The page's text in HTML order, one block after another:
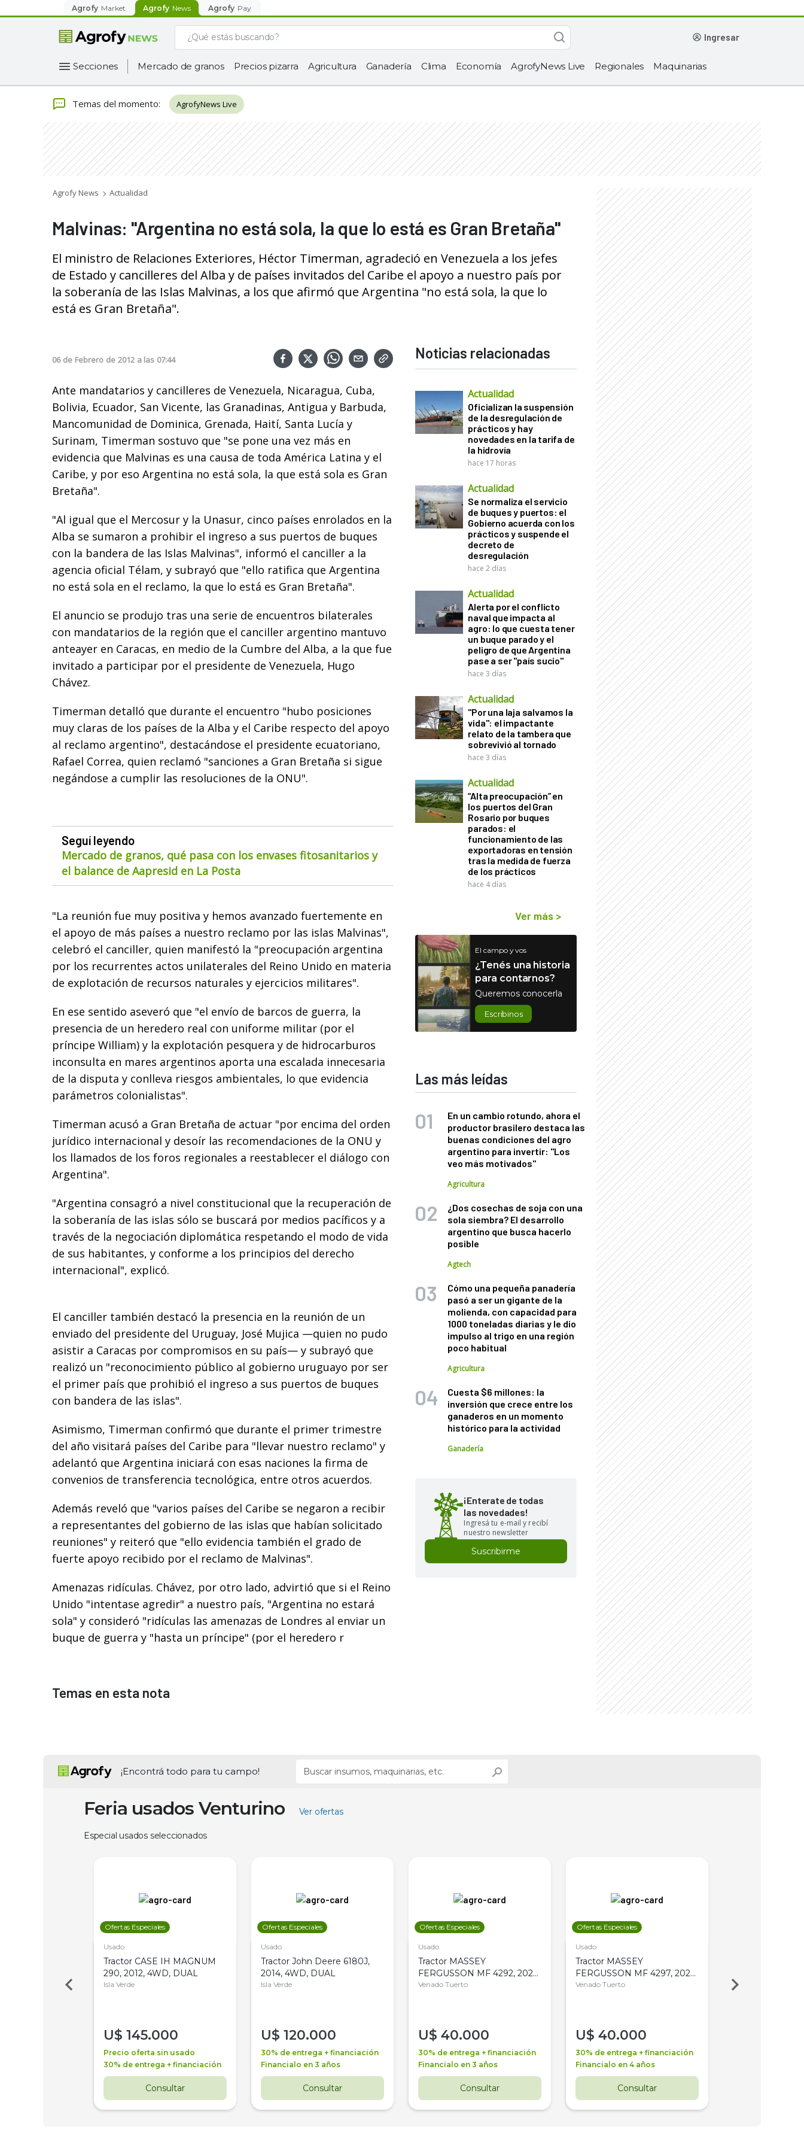
Agrofy Market Agrofy News Agrofy Pay
ingresar
Secciones Mercado de granos Precios pizarra Agricultura Ganadería Clima Economía AgrofyNews Live Regionales Maquinarias
Temas del momento: AgrofyNews Live
Agrofy News Actualidad
Malvinas: "Argentina no está sola, la que lo está es Gran Bretaña"
El ministro de Relaciones Exteriores, Héctor Timerman, agradeció en Venezuela a los jefes
de Estado y cancilleres del Alba y de países invitados del Caribe el apoyo a nuestro país por
la soberanía de las Islas Malvinas, a los que afirmó que Argentina "no está sola, la que lo
está es Gran Bretaña".
06 de Febrero de 2012 a las 07:44
Ante mandatarios y cancilleres de Venezuela, Nicaragua, Cuba,
Bolivia, Ecuador, San Vicente, las Granadinas, Antigua y Barbuda,
Mancomunidad de Dominica, Grenada, Haití, Santa Lucía y
Surinam, Timerman sostuvo que "se pone una vez más en
evidencia que Malvinas es una causa de toda América Latina y el
Caribe, y por eso Argentina no está sola, la que está sola es Gran
Bretaña".
"Al igual que el Mercosur y la Unasur, cinco países enrolados en la
Alba se sumaron a prohibir el ingreso a sus puertos de buques
con la bandera de las Islas Malvinas", informó el canciller a la
agencia oficial Télam, y subrayó que "ello ratifica que Argentina
no está sola en el reclamo, la que lo está es Gran Bretaña".
El anuncio se produjo tras una serie de encuentros bilaterales
con mandatarios de la región que el canciller argentino mantuvo
anteayer en Caracas, en medio de la Cumbre del Alba, a la que fue
invitado a participar por el presidente de Venezuela, Hugo
Chávez.
Timerman detalló que durante el encuentro "hubo posiciones
muy claras de los países de la Alba y el Caribe respecto del apoyo
al reclamo argentino", destacándose el presidente ecuatoriano,
Rafael Correa, quien reclamó "sanciones a Gran Bretaña si sigue
negándose a cumplir las resoluciones de la ONU".
Seguí leyendo
Mercado de granos, qué pasa con los envases fitosanitarios y
el balance de Aapresid en La Posta
"La reunión fue muy positiva y hemos avanzado fuertemente en
el apoyo de más países a nuestro reclamo por las islas Malvinas",
celebró el canciller, quien manifestó la "preocupación argentina
por los recurrentes actos unilaterales del Reino Unido en materia
de explotación de recursos naturales y ejercicios militares".
En ese sentido aseveró que "el envío de barcos de guerra, la
presencia de un heredero real con uniforme militar (por el
príncipe William) y la explotación pesquera y de hidrocarburos
inconsulta en mares argentinos aporta una escalada innecesaria
de la disputa y conlleva riesgos ambientales, lo que evidencia
parámetros colonialistas".
Timerman acusó a Gran Bretaña de actuar "por encima del orden
jurídico internacional y desoír las recomendaciones de la ONU y
los llamados de los foros regionales a reestablecer el diálogo con
Argentina".
"Argentina consagró a nivel constitucional que la recuperación de
la soberanía de las islas sólo se buscará por medios pacíficos y a
través de la negociación diplomática respetando el modo de vida
de sus habitantes, y conforme a los principios del derecho
internacional", explicó.
El canciller también destacó la presencia en la reunión de un
enviado del presidente del Uruguay, José Mujica —quien no pudo
asistir a Caracas por compromisos en su país— y subrayó que
realizó un "reconocimiento público al gobierno uruguayo por ser
el primer país que prohibió el ingreso a sus puertos de buques
con bandera de las islas".
Asimismo, Timerman confirmó que durante el primer trimestre
del año visitará países del Caribe para "llevar nuestro reclamo" y
adelantó que Argentina iniciará con esas naciones la firma de
convenios de transferencia tecnológica, entre otros acuerdos.
Además reveló que "varios países del Caribe se negaron a recibir
a representantes del gobierno de las islas que habían solicitado
reuniones" y reiteró que "ello evidencia también el grado de
fuerte apoyo recibido por el reclamo de Malvinas".
Amenazas ridículas. Chávez, por otro lado, advirtió que si el Reino
Unido "intentase agredir" a nuestro país, "Argentina no estará
sola" y consideró "ridículas las amenazas de Londres al enviar un
buque de guerra y "hasta un príncipe" (por el heredero r
Noticias relacionadas
Actualidad
Oficializan la suspensión
de la desregulación de
prácticos y hay
novedades en la tarifa de
la hidrovía
hace 17 horas
Actualidad
Se normaliza el servicio
de buques y puertos: el
Gobierno acuerda con los
prácticos y suspende el
decreto de
desregulación
hace 2 días
Actualidad
Alerta por el conflicto
naval que impacta al
agro: lo que cuesta tener
un buque parado y el
peligro de que Argentina
pase a ser "país sucio"
hace 3 días
Actualidad
"Por una laja salvamos la
vida": el impactante
relato de la tambera que
sobrevivió al tornado
hace 3 días
Actualidad
“Alta preocupación” en
los puertos del Gran
Rosario por buques
parados: el
funcionamiento de las
exportadoras en tensión
tras la medida de fuerza
de los prácticos
hace 4 días
Ver más >
El campo y vos
¿Tenés una historia
para contarnos?
Queremos conocerla
Escribinos
Las más leídas
En un cambio rotundo, ahora el
productor brasilero destaca las
buenas condiciones del agro
argentino para invertir: "Los
veo más motivados"
Agricultura
¿Dos cosechas de soja con una
sola siembra? El desarrollo
argentino que busca hacerlo
posible
Agtech
Cómo una pequeña panadería
pasó a ser un gigante de la
molienda, con capacidad para
1000 toneladas diarias y le dio
impulso al trigo en una región
poco habitual
Agricultura
Cuesta $6 millones: la
inversión que crece entre los
ganaderos en un momento
histórico para la actividad
Ganadería
¡Enterate de todas
las novedades!
Ingresá tu e-mail y recibí
nuestro newsletter
Suscribirme
Temas en esta nota
¡Encontrá todo para tu campo!
Feria usados Venturino Ver ofertas
Especial usados seleccionados
Ofertas Especiales
Usado
Tractor CASE IH MAGNUM
290, 2012, 4WD, DUAL
Isla Verde
U$ 145.000
Precio oferta sin usado
30% de entrega + financiación
Consultar
Ofertas Especiales
Usado
Tractor John Deere 6180J,
2014, 4WD, DUAL
Isla Verde
U$ 120.000
30% de entrega + financiación
Financialo en 3 años
Consultar
Ofertas Especiales
Usado
Tractor MASSEY
FERGUSSON MF 4292, 2020,
4WD, PATON
Venado Tuerto
U$ 40.000
30% de entrega + financiación
Financialo en 3 años
Consultar
Ofertas Especiales
Usado
Tractor MASSEY
FERGUSSON MF 4297, 2020,
4WD, PATON
Venado Tuerto
U$ 40.000
30% de entrega + financiación
Financialo en 4 años
Consultar
Venado Tuerto